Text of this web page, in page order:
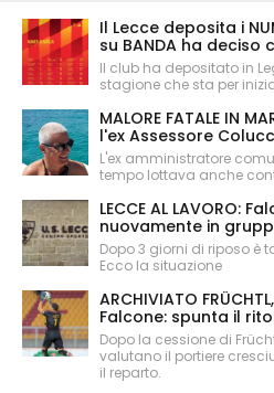
Il Lecce deposita i
su BANDA ha deciso
Il club ha depositato in
stagione che sta per
MALORE FATALE IN
l'ex Assessore
L'ex amministratore
tempo lottava anche
LECCE AL LAVORO:
nuovamente in
Dopo 3 giorni di riposo è
Ecco la situazione
ARCHIVIATO
Falcone: spunta il
Dopo la cessione di
valutano il portiere
il reparto.